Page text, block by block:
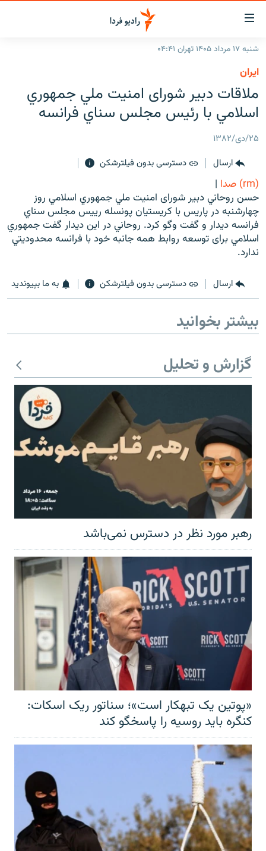
لینک‌های
قابلیت
دسترسی
بازگشت
منوی
اصلی
رفتن
صفحه
جستجو
ایران
جهان
برنامه‌های رادیویی
فرکانس‌ها
پادکست
چندرسانه‌ای
گزارش‌های تصویری
گزارش‌های ویدئویی
زنان فردا
English
به ما بپیوندید
زبان‌های دیگر
شنبه ۱۷ مرداد ۱۴۰۵ تهران ۰۴:۴۱
ايران
ملاقات دبير شوراى امنيت ملي جمهوري
اسلامي با رئيس مجلس سناي فرانسه
۲۵/دی/۱۳۸۲
ارسال
دسترسی بدون فیلترشکن
(rm) صدا
|
حسن روحاني دبير شوراى امنيت ملي جمهوري اسلامي روز
چهارشنبه در پاريس با کريستيان پونسله رييس مجلس سناي
فرانسه ديدار و گفت وگو کرد. روحاني در اين ديدار گفت جمهوري
اسلامي براى توسعه روابط همه جانبه خود با فرانسه محدوديتي
ندارد.
ارسال دسترسی بدون فیلترشکن به ما بپیوندید
بیشتر بخوانید
گزارش و تحلیل
رهبر مورد نظر در دسترس نمی‌باشد
«پوتین یک تبهکار است»؛ سناتور ریک اسکات:
کنگره باید روسیه را پاسخگو کند